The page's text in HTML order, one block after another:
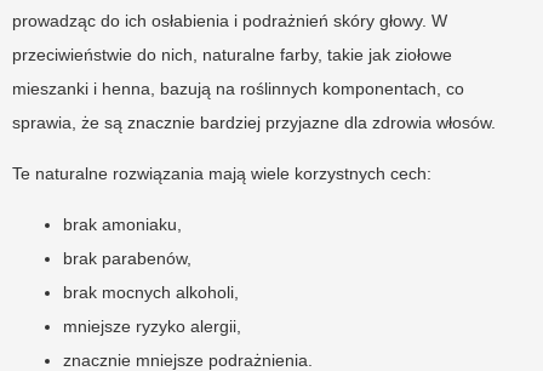
prowadząc do ich osłabienia i podrażnień skóry głowy. W
przeciwieństwie do nich, naturalne farby, takie jak ziołowe
mieszanki i henna, bazują na roślinnych komponentach, co
sprawia, że są znacznie bardziej przyjazne dla zdrowia włosów.
Te naturalne rozwiązania mają wiele korzystnych cech:
brak amoniaku,
brak parabenów,
brak mocnych alkoholi,
mniejsze ryzyko alergii,
znacznie mniejsze podrażnienia.